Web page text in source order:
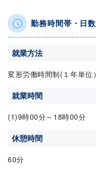
勤務時間帯・日数
就業方法
変形労働時間制(１年単位）
就業時間
(1)9時00分～18時00分
休憩時間
60分